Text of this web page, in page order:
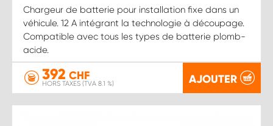
Chargeur de batterie pour installation fixe dans un
véhicule. 12 A intégrant la technologie à découpage.
Compatible avec tous les types de batterie plomb-
acide.
392 CHF
HORS TAXES (TVA 8.1 %) AJOUTER